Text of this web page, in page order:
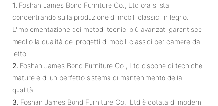
1. Foshan James Bond Furniture Co., Ltd ora si sta
concentrando sulla produzione di mobili classici in legno.
L'implementazione dei metodi tecnici più avanzati garantisce
meglio la qualità dei progetti di mobili classici per camere da
letto.
2. Foshan James Bond Furniture Co., Ltd dispone di tecniche
mature e di un perfetto sistema di mantenimento della
qualità.
3. Foshan James Bond Furniture Co., Ltd è dotata di moderni